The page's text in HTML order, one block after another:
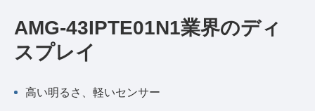
AMG-43IPTE01N1業界のディ
スプレイ
高い明るさ、軽いセンサー